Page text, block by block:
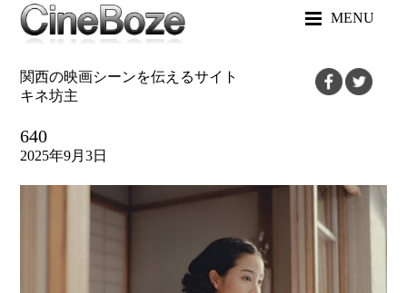
MENU
関西の映画シーンを伝えるサイト
キネ坊主
640
2025年9月3日